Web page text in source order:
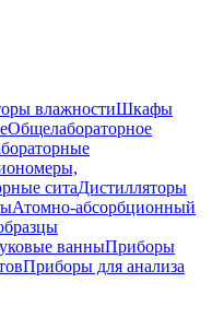
влажностиШкафы
Общелабораторное
ситаДистилляторы
Атомно-абсорбционный
ванныПриборы
Приборы для анализа